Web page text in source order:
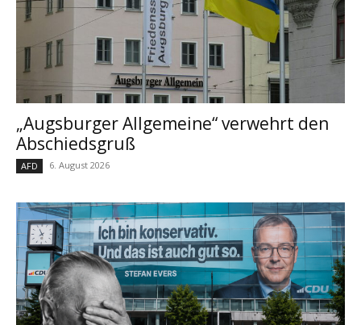
„Augsburger Allgemeine“ verwehrt den
Abschiedsgruß
AFD 6. August 2026